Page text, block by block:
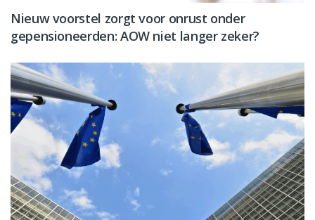
Nieuw voorstel zorgt voor onrust onder
gepensioneerden: AOW niet langer zeker?